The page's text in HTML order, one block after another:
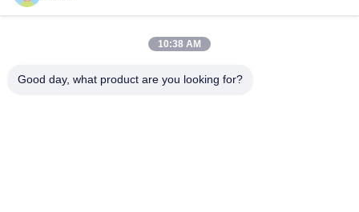
Pignon biseauté
vitesse de périmètre
Bâtis et pièces
10:38 AM
Good day, what product are you looking for?